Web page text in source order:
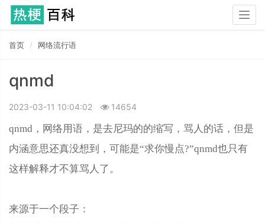
首页 网络流行语
qnmd
2023-03-11 10:04:02 14654
qnmd，网络用语，是去尼玛的的缩写，骂人的话，但是
内涵意思还真没想到，可能是“求你慢点?”qnmd也只有
这样解释才不算骂人了。
来源于一个段子：